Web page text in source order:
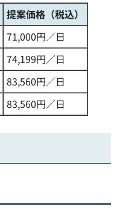
提案価格（税込）
71,000円／日
74,199円／日
83,560円／日
83,560円／日